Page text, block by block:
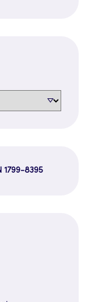
1799-8395